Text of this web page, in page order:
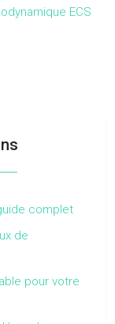
ECS
complet
de
pour votre